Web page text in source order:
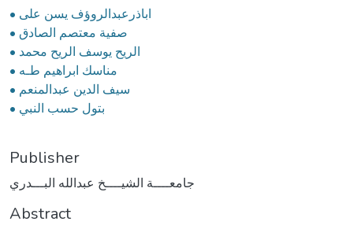
• اباذرعبدالروؤف يسن على
• صفية معتصم الصادق
• الريح يوسف الريح محمد
• مناسك ابراهيم طـه
• سيف الدين عبدالمنعم
• بتول حسب النبي
Publisher
جامعــــة الشيــــخ عبدالله البـــدري
Abstract